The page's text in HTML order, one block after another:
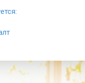
программ для